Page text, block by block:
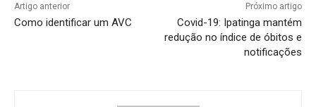
Artigo anterior
Como identificar um AVC
Próximo artigo
Covid-19: Ipatinga mantém
redução no índice de óbitos e
notificações